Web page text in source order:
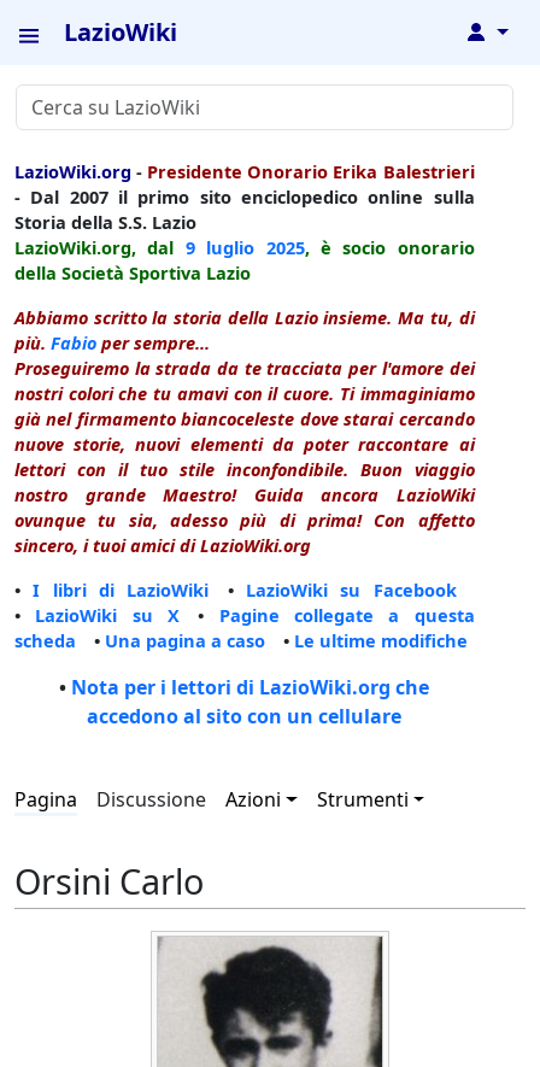
LazioWiki ↓
LazioWiki.org - Presidente Onorario Erika Balestrieri
- Dal 2007 il primo sito enciclopedico online sulla
Storia della S.S. Lazio
LazioWiki.org, dal 9 luglio 2025, è socio onorario
della Società Sportiva Lazio
Abbiamo scritto la storia della Lazio insieme. Ma tu, di
più. Fabio per sempre...
Proseguiremo la strada da te tracciata per l'amore dei
nostri colori che tu amavi con il cuore. Ti immaginiamo
già nel firmamento biancoceleste dove starai cercando
nuove storie, nuovi elementi da poter raccontare ai
lettori con il tuo stile inconfondibile. Buon viaggio
nostro grande Maestro! Guida ancora LazioWiki
ovunque tu sia, adesso più di prima! Con affetto
sincero, i tuoi amici di LazioWiki.org
•I libri di LazioWiki • LazioWiki su Facebook
• LazioWiki su X • Pagine collegate a questa
scheda • Una pagina a caso • Le ultime modifiche
• Nota per i lettori di LazioWiki.org che
accedono al sito con un cellulare
Pagina Discussione Azioni Strumenti
Orsini Carlo